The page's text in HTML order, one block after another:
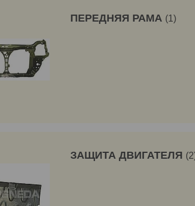
ПЕРЕДНЯЯ РАМА 1
ЗАЩИТА ДВИГАТЕЛЯ 2